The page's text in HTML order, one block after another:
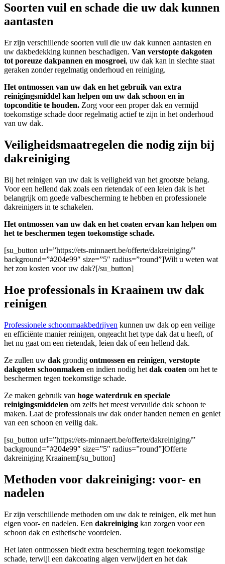
Soorten vuil en schade die uw dak kunnen
aantasten
Er zijn verschillende soorten vuil die uw dak kunnen aantasten en
uw dakbedekking kunnen beschadigen. Van verstopte dakgoten
tot poreuze dakpannen en mosgroei, uw dak kan in slechte staat
geraken zonder regelmatig onderhoud en reiniging.
Het ontmossen van uw dak en het gebruik van extra
reinigingsmiddel kan helpen om uw dak schoon en in
topconditie te houden. Zorg voor een proper dak en vermijd
toekomstige schade door regelmatig actief te zijn in het onderhoud
van uw dak.
Veiligheidsmaatregelen die nodig zijn bij
dakreiniging
Bij het reinigen van uw dak is veiligheid van het grootste belang.
Voor een hellend dak zoals een rietendak of een leien dak is het
belangrijk om goede valbescherming te hebben en professionele
dakreinigers in te schakelen.
Het ontmossen van uw dak en het coaten ervan kan helpen om
het te beschermen tegen toekomstige schade.
[su_button url=”https://ets-minnaert.be/offerte/dakreiniging/”
background=”#204e99″ size=”5″ radius=”round”]Wilt u weten wat
het zou kosten voor uw dak?[/su_button]
Hoe professionals in Kraainem uw dak
reinigen
Professionele schoonmaakbedrijven kunnen uw dak op een veilige
en efficiënte manier reinigen, ongeacht het type dak dat u heeft, of
het nu gaat om een rietendak, leien dak of een hellend dak.
Ze zullen uw dak grondig ontmossen en reinigen, verstopte
dakgoten schoonmaken en indien nodig het dak coaten om het te
beschermen tegen toekomstige schade.
Ze maken gebruik van hoge waterdruk en speciale
reinigingsmiddelen om zelfs het meest vervuilde dak schoon te
maken. Laat de professionals uw dak onder handen nemen en geniet
van een schoon en veilig dak.
[su_button url=”https://ets-minnaert.be/offerte/dakreiniging/”
background=”#204e99″ size=”5″ radius=”round”]Offerte
dakreiniging Kraainem[/su_button]
Methoden voor dakreiniging: voor- en
nadelen
Er zijn verschillende methoden om uw dak te reinigen, elk met hun
eigen voor- en nadelen. Een dakreiniging kan zorgen voor een
schoon dak en esthetische voordelen.
Het laten ontmossen biedt extra bescherming tegen toekomstige
schade, terwijl een dakcoating algen verwijdert en het dak